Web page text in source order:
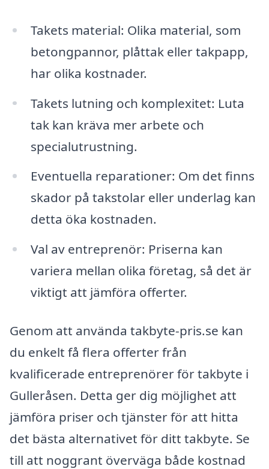
Takets material: Olika material, som
betongpannor, plåttak eller takpapp,
har olika kostnader.
Takets lutning och komplexitet: Luta
tak kan kräva mer arbete och
specialutrustning.
Eventuella reparationer: Om det finns
skador på takstolar eller underlag kan
detta öka kostnaden.
Val av entreprenör: Priserna kan
variera mellan olika företag, så det är
viktigt att jämföra offerter.
Genom att använda takbyte-pris.se kan
du enkelt få flera offerter från
kvalificerade entreprenörer för takbyte i
Gulleråsen. Detta ger dig möjlighet att
jämföra priser och tjänster för att hitta
det bästa alternativet för ditt takbyte. Se
till att noggrant överväga både kostnad